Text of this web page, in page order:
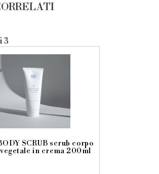
3
SCRUB scrub corpo
vegetale in crema 200ml